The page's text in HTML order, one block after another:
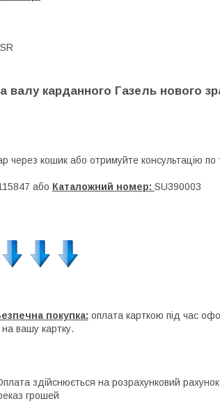
валу карданного Газель нового
через кошик або отримуйте консультацію
або Каталожний номер: SU390003
покупка: оплата карткою під час
на вашу картку.
здійснюється на розрахунковий
грошей